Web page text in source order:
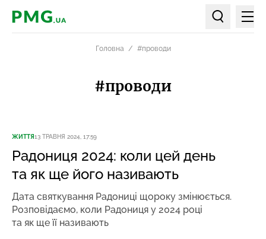
PMG.ua
Пошук по
Головна #проводи
#проводи
ЖИТТЯ13 ТРАВНЯ 2024, 17:59
Радониця 2024: коли цей день
та як ще його називають
Дата святкування Радониці щороку змінюється.
Розповідаємо, коли Радониця у 2024 році
та як ще її називають